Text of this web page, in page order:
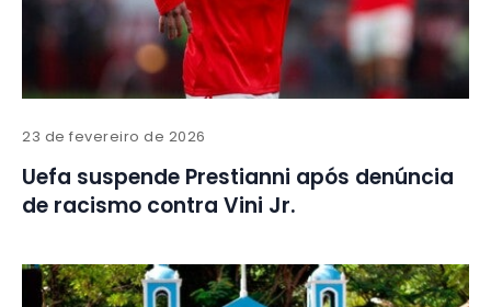
23 de fevereiro de 2026
Uefa suspende Prestianni após denúncia
de racismo contra Vini Jr.